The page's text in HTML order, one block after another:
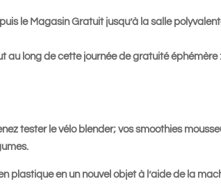
le Magasin Gratuit jusqu’à la salle
au long de cette journée de gratuité éphémère :
tester le vélo blender; vos smoothies
plastique en un nouvel objet à l’aide de la